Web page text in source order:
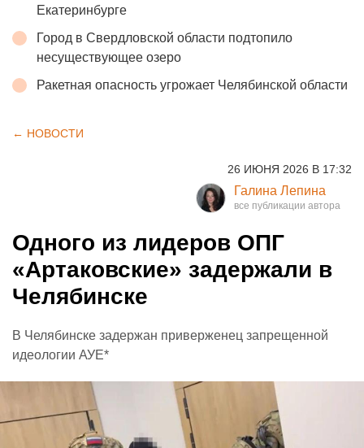
Екатеринбурге
Город в Свердловской области подтопило
несуществующее озеро
Ракетная опасность угрожает Челябинской области
← НОВОСТИ
26 ИЮНЯ 2026 В 17:32
Галина Лепина
Одного из лидеров ОПГ
«Артаковские» задержали в
Челябинске
В Челябинске задержан приверженец запрещенной
идеологии АУЕ*